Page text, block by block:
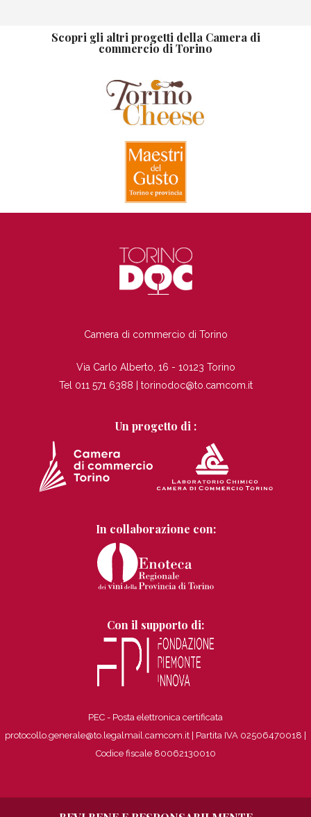
Scopri gli altri progetti della Camera di
commercio di Torino
Camera di commercio di Torino
Via Carlo Alberto, 16 - 10123 Torino
Tel 011 571 6388 | torinodoc@to.camcom.it
Un progetto di :
In collaborazione con:
Con il supporto di:
PEC - Posta elettronica certificata
protocollo.generale@to.legalmail.camcom.it | Partita IVA 02506470018
Codice fiscale 80062130010